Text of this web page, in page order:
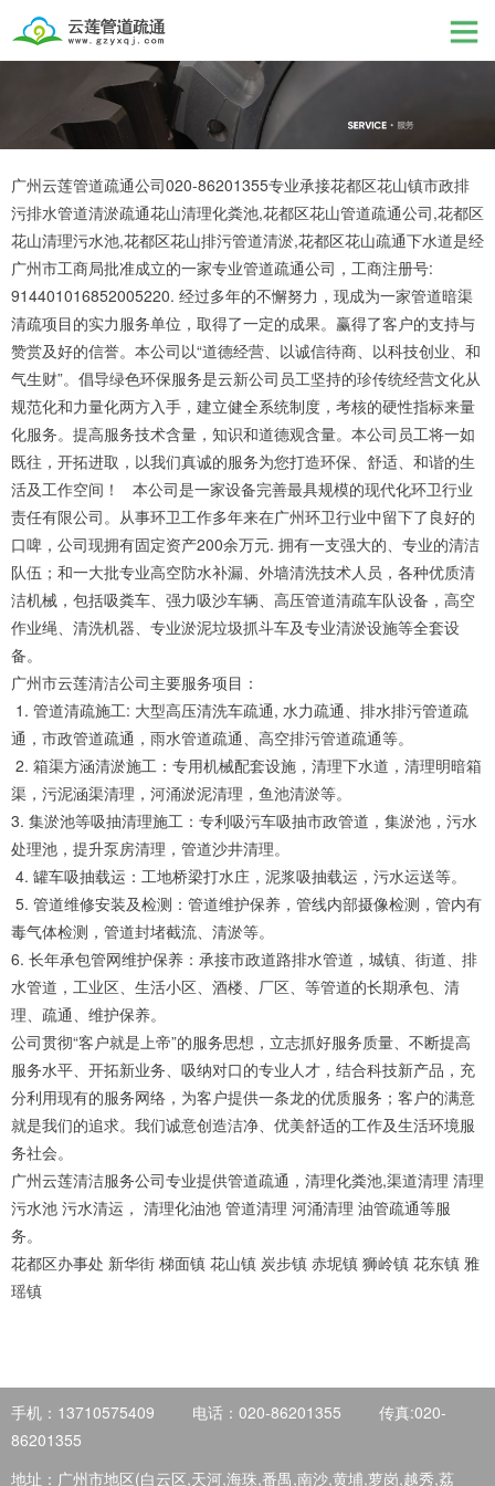
广州云莲管道疏通公司020-86201355专业承接花都区花山镇市政排
污排水管道清淤疏通花山清理化粪池,花都区花山管道疏通公司,花都区
花山清理污水池,花都区花山排污管道清淤,花都区花山疏通下水道是经
广州市工商局批准成立的一家专业管道疏通公司，工商注册号:
914401016852005220. 经过多年的不懈努力，现成为一家管道暗渠
清疏项目的实力服务单位，取得了一定的成果。赢得了客户的支持与
赞赏及好的信誉。本公司以“道德经营、以诚信待商、以科技创业、和
气生财”。倡导绿色环保服务是云新公司员工坚持的珍传统经营文化从
规范化和力量化两方入手，建立健全系统制度，考核的硬性指标来量
化服务。提高服务技术含量，知识和道德观含量。本公司员工将一如
既往，开拓进取，以我们真诚的服务为您打造环保、舒适、和谐的生
活及工作空间！ 本公司是一家设备完善最具规模的现代化环卫行业
责任有限公司。从事环卫工作多年来在广州环卫行业中留下了良好的
口啤，公司现拥有固定资产200余万元. 拥有一支强大的、专业的清洁
队伍；和一大批专业高空防水补漏、外墙清洗技术人员，各种优质清
洁机械，包括吸粪车、强力吸沙车辆、高压管道清疏车队设备，高空
作业绳、清洗机器、专业淤泥垃圾抓斗车及专业清淤设施等全套设
备。
广州市云莲清洁公司主要服务项目：
1. 管道清疏施工: 大型高压清洗车疏通, 水力疏通、排水排污管道疏
通，市政管道疏通，雨水管道疏通、高空排污管道疏通等。
2. 箱渠方涵清淤施工：专用机械配套设施，清理下水道，清理明暗箱
渠，污泥涵渠清理，河涌淤泥清理，鱼池清淤等。
3. 集淤池等吸抽清理施工：专利吸污车吸抽市政管道，集淤池，污水
处理池，提升泵房清理，管道沙井清理。
4. 罐车吸抽载运：工地桥梁打水庄，泥浆吸抽载运，污水运送等。
5. 管道维修安装及检测：管道维护保养，管线内部摄像检测，管内有
毒气体检测，管道封堵截流、清淤等。
6. 长年承包管网维护保养：承接市政道路排水管道，城镇、街道、排
水管道，工业区、生活小区、酒楼、厂区、等管道的长期承包、清
理、疏通、维护保养。
公司贯彻“客户就是上帝”的服务思想，立志抓好服务质量、不断提高
服务水平、开拓新业务、吸纳对口的专业人才，结合科技新产品，充
分利用现有的服务网络，为客户提供一条龙的优质服务；客户的满意
就是我们的追求。我们诚意创造洁净、优美舒适的工作及生活环境服
务社会。
广州云莲清洁服务公司专业提供管道疏通，清理化粪池,渠道清理 清理
污水池 污水清运， 清理化油池 管道清理 河涌清理 油管疏通等服
务。
花都区办事处 新华街 梯面镇 花山镇 炭步镇 赤坭镇 狮岭镇 花东镇 雅
瑶镇
手机：13710575409 电话：020-86201355
传真:020-
86201355
地址：广州市地区(白云区,天河,海珠,番禺,南沙,黄埔,萝岗,越秀,荔